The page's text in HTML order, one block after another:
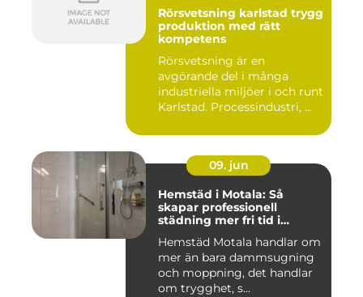
Rörsvetsning karlstad trygg
produktion med rätt
kompetens
Rörsvetsning är en
avgörande del i många
industriella miljöer i och runt
Karlstad. Processindustri, ...
09. jun
Hemstäd i Motala: Så
skapar professionell
städning mer fri tid i
Hemstäd Motala handlar om
mer än bara dammsugning
och moppning, det handlar
om trygghet, s...